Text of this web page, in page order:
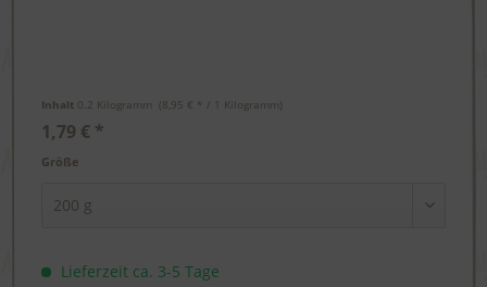
Inhalt 0.2 Kilogramm (8,95 € * / 1 Kilogramm)
1,79 € *
Größe
Lieferzeit ca. 3-5 Tage